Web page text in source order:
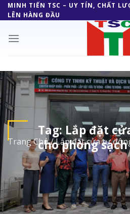
Skip
to
MINH TIẾN TSC – UY TÍN, CHẤT
LÊN HÀNG ĐẦU
Tag: Lắp đặt
cho phòng sạch
Trang Chủ/Lắp đặt cửa tự